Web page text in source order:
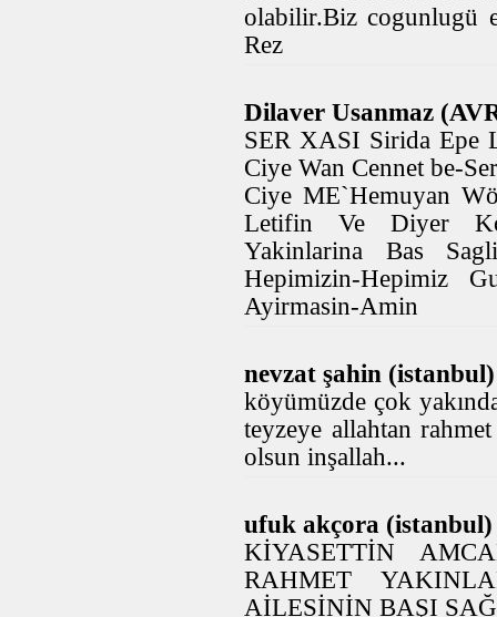
olabilir.Biz cogunlugü
Rez
Dilaver Usanmaz
SER XASI Sirida Epe
Ciye Wan Cennet be-
Ciye ME`Hemuyan
Letifin Ve Diyer
Yakinlarina Bas
Hepimizin-Hepimiz
Ayirmasin-Amin
nevzat şahin
köyümüzde çok
teyzeye allahtan
olsun inşallah...
ufuk akçora (istanbul)
KİYASETTİN
RAHMET
AİLESİNİN BAŞI